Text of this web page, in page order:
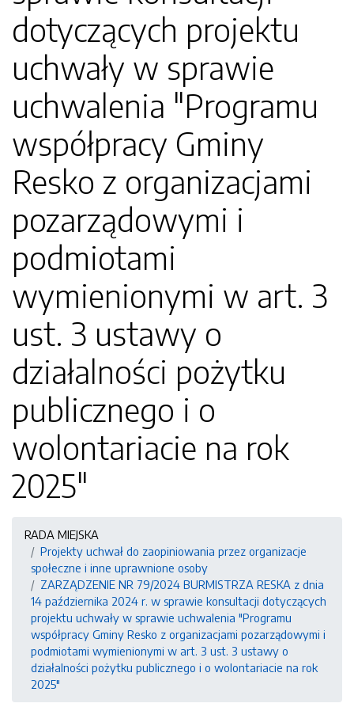
dotyczących projektu
uchwały w sprawie
uchwalenia "Programu
współpracy Gminy
Resko z organizacjami
pozarządowymi i
podmiotami
wymienionymi w art. 3
ust. 3 ustawy o
działalności pożytku
publicznego i o
wolontariacie na rok
2025"
RADA MIEJSKA
Projekty uchwał do zaopiniowania przez organizacje
społeczne i inne uprawnione osoby
ZARZĄDZENIE NR 79/2024 BURMISTRZA RESKA z dnia
14 października 2024 r. w sprawie konsultacji dotyczących
projektu uchwały w sprawie uchwalenia "Programu
współpracy Gminy Resko z organizacjami pozarządowymi i
podmiotami wymienionymi w art. 3 ust. 3 ustawy o
działalności pożytku publicznego i o wolontariacie na rok
2025"